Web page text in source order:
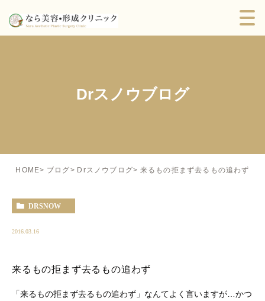
Drスノウブログ
HOME ブログ Drスノウブログ 来るもの拒まず去るもの追わず
DRSNOW
2016.03.16
来るもの拒まず去るもの追わず
「来るもの拒まず去るもの追わず」なんてよく言いますが…かつ